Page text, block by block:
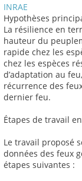
INRAE
Hypothèses
La résilience en
hauteur du
rapide chez les
chez les espèces
d’adaptation au
récurrence des
dernier feu.
Étapes de travail
Le travail proposé
données des feux
étapes suivantes :